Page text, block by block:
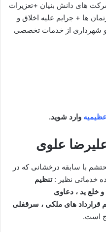
های دانش بنیان +تعزیرات
ها + جرایم علیه اخلاق و
شهرداری از خدمات تخصصی
وارد شوید.
علوی
با سابقه درخشانی که در
خدماتی نظیر :تنظیم
و خلع ید ، دعاوی
قرارداد های ملکی ، سرقفلی
است.